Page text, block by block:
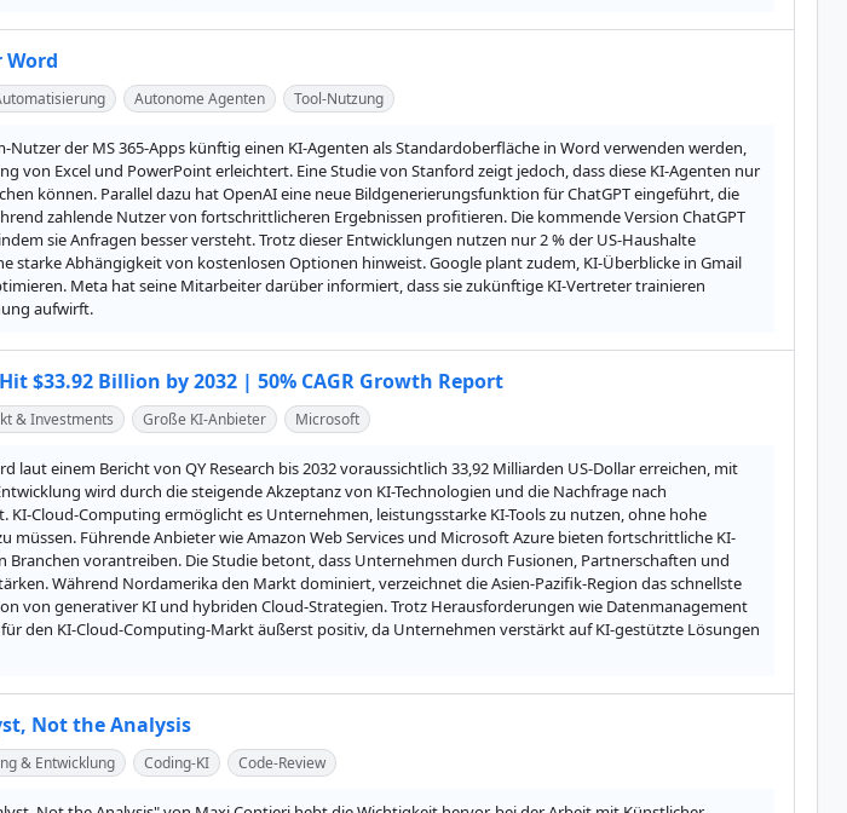
Autonome Agenten Tool-Nutzung
der MS 365-Apps künftig einen KI-Agenten als Standardoberfläche in Word verwenden werden,
von Excel und PowerPoint erleichtert. Eine Studie von Stanford zeigt jedoch, dass diese KI-Agenten nur
können. Parallel dazu hat OpenAI eine neue Bildgenerierungsfunktion für ChatGPT eingeführt, die
zahlende Nutzer von fortschrittlicheren Ergebnissen profitieren. Die kommende Version ChatGPT
sie Anfragen besser versteht. Trotz dieser Entwicklungen nutzen nur 2 % der US-Haushalte
starke Abhängigkeit von kostenlosen Optionen hinweist. Google plant zudem, KI-Überblicke in Gmail
Meta hat seine Mitarbeiter darüber informiert, dass sie zukünftige KI-Vertreter trainieren
aufwirft.
$33.92 Billion by 2032 | 50% CAGR Growth Report
& Investments Große KI-Anbieter Microsoft
laut einem Bericht von QY Research bis 2032 voraussichtlich 33,92 Milliarden US-Dollar erreichen, mit
wird durch die steigende Akzeptanz von KI-Technologien und die Nachfrage nach
Cloud-Computing ermöglicht es Unternehmen, leistungsstarke KI-Tools zu nutzen, ohne hohe
Führende Anbieter wie Amazon Web Services und Microsoft Azure bieten fortschrittliche KI-
Branchen vorantreiben. Die Studie betont, dass Unternehmen durch Fusionen, Partnerschaften und
Während Nordamerika den Markt dominiert, verzeichnet die Asien-Pazifik-Region das schnellste
von generativer KI und hybriden Cloud-Strategien. Trotz Herausforderungen wie Datenmanagement
den KI-Cloud-Computing-Markt äußerst positiv, da Unternehmen verstärkt auf KI-gestützte Lösungen
Not the Analysis
& Entwicklung Coding-KI Code-Review